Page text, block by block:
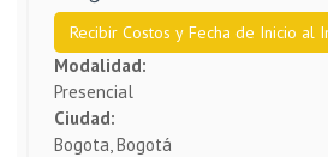
Recibir Costos y Fecha de Inicio al
Modalidad:
Presencial
Ciudad:
Bogota, Bogotá